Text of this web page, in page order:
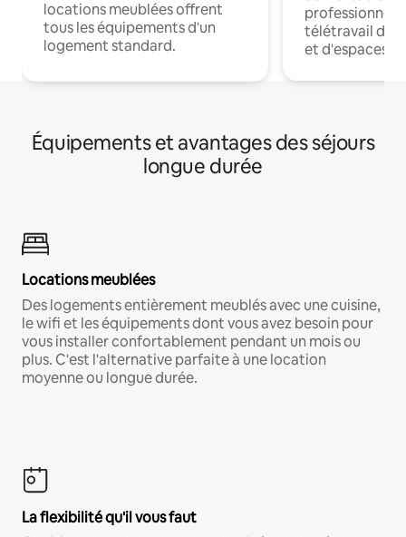
locations meublées offrent
tous les équipements d'un
logement standard.
professionnels
télétravail
et d'espaces
Équipements et avantages des séjours
longue durée
Locations meublées
Des logements entièrement meublés avec une cuisine,
le wifi et les équipements dont vous avez besoin pour
vous installer confortablement pendant un mois ou
plus. C'est l'alternative parfaite à une location
moyenne ou longue durée.
La flexibilité qu'il vous faut